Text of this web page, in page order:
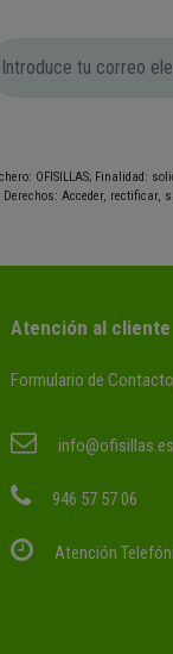
OFISILLAS; Finalidad:
Derechos: Acceder, rectificar,
Atención al cliente
Formulario de
info@ofisillas.es
946 57 57 06
Atención